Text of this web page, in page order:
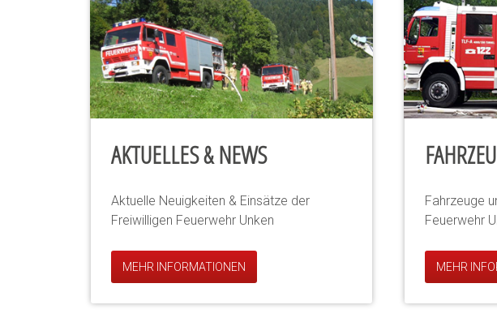
AKTUELLES & NEWS
Aktuelle Neuigkeiten & Einsätze der
Freiwilligen Feuerwehr Unken
MEHR INFORMATIONEN
Fahrzeuge
Feuerwehr
MEHR